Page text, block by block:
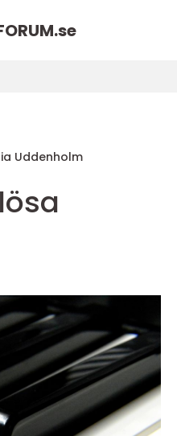
se
Uddenholm